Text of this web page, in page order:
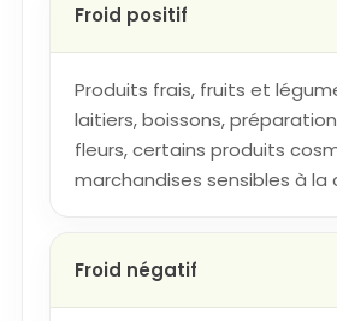
Froid positif
Produits frais, fruits et
laitiers, boissons,
fleurs, certains produits
marchandises sensibles à la
Froid négatif